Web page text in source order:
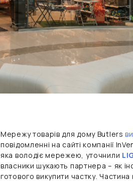
Мережу товарів для дому Butlers
повідомленні на сайті компанії
яка володіє мережею, уточнили
власники шукають партнера – як
готового викупити частку.